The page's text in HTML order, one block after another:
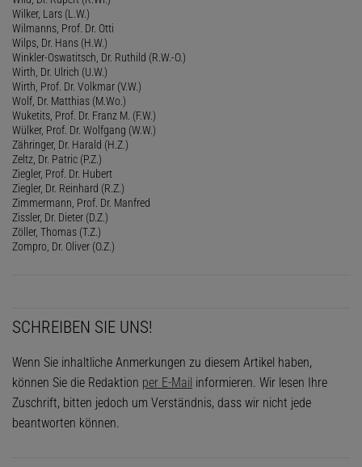
Wilker, Lars (L.W.)
Wilmanns, Prof. Dr. Otti
Wilps, Dr. Hans (H.W.)
Winkler-Oswatitsch, Dr. Ruthild (R.W.-O.)
Wirth, Dr. Ulrich (U.W.)
Wirth, Prof. Dr. Volkmar (V.W.)
Wolf, Dr. Matthias (M.Wo.)
Wuketits, Prof. Dr. Franz M. (F.W.)
Wülker, Prof. Dr. Wolfgang (W.W.)
Zähringer, Dr. Harald (H.Z.)
Zeltz, Dr. Patric (P.Z.)
Ziegler, Prof. Dr. Hubert
Ziegler, Dr. Reinhard (R.Z.)
Zimmermann, Prof. Dr. Manfred
Zissler, Dr. Dieter (D.Z.)
Zöller, Thomas (T.Z.)
Zompro, Dr. Oliver (O.Z.)
SCHREIBEN SIE UNS!
Wenn Sie inhaltliche Anmerkungen zu diesem Artikel haben,
können Sie die Redaktion per E-Mail informieren. Wir lesen Ihre
Zuschrift, bitten jedoch um Verständnis, dass wir nicht jede
beantworten können.